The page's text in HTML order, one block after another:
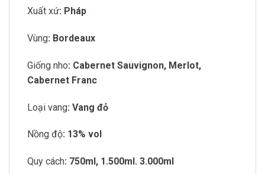
Xuất xứ: Pháp
Vùng: Bordeaux
Giống nho: Cabernet Sauvignon, Merlot,
Cabernet Franc
Loại vang: Vang đỏ
Nồng độ: 13% vol
Quy cách: 750ml, 1.500ml. 3.000ml